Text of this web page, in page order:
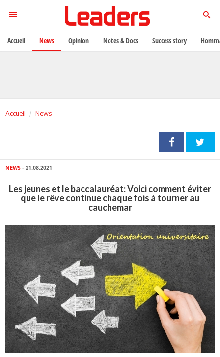
Accueil News
NEWS - 21.08.2021
Les jeunes et le baccalauréat: Voici comment éviter
que le rêve continue chaque fois à tourner au
cauchemar
Accueil News Opinion Notes & Docs Success story